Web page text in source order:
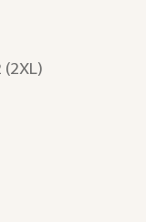
(2XL)